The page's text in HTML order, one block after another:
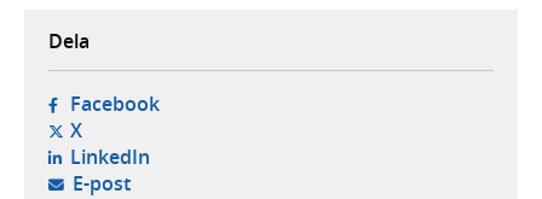
Dela
Facebook- öppnas i ny flik, extern webbplats,
X- öppnas i ny flik, extern webbplats,
LinkedIn- öppnas i ny flik, extern webbplats,
E-post- öppnar din e-postklient,